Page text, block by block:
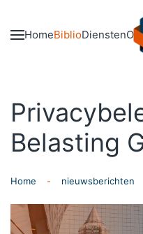
Skip to main content
HomeBiblioDiensten
Belasting
Home nieuwsberichten